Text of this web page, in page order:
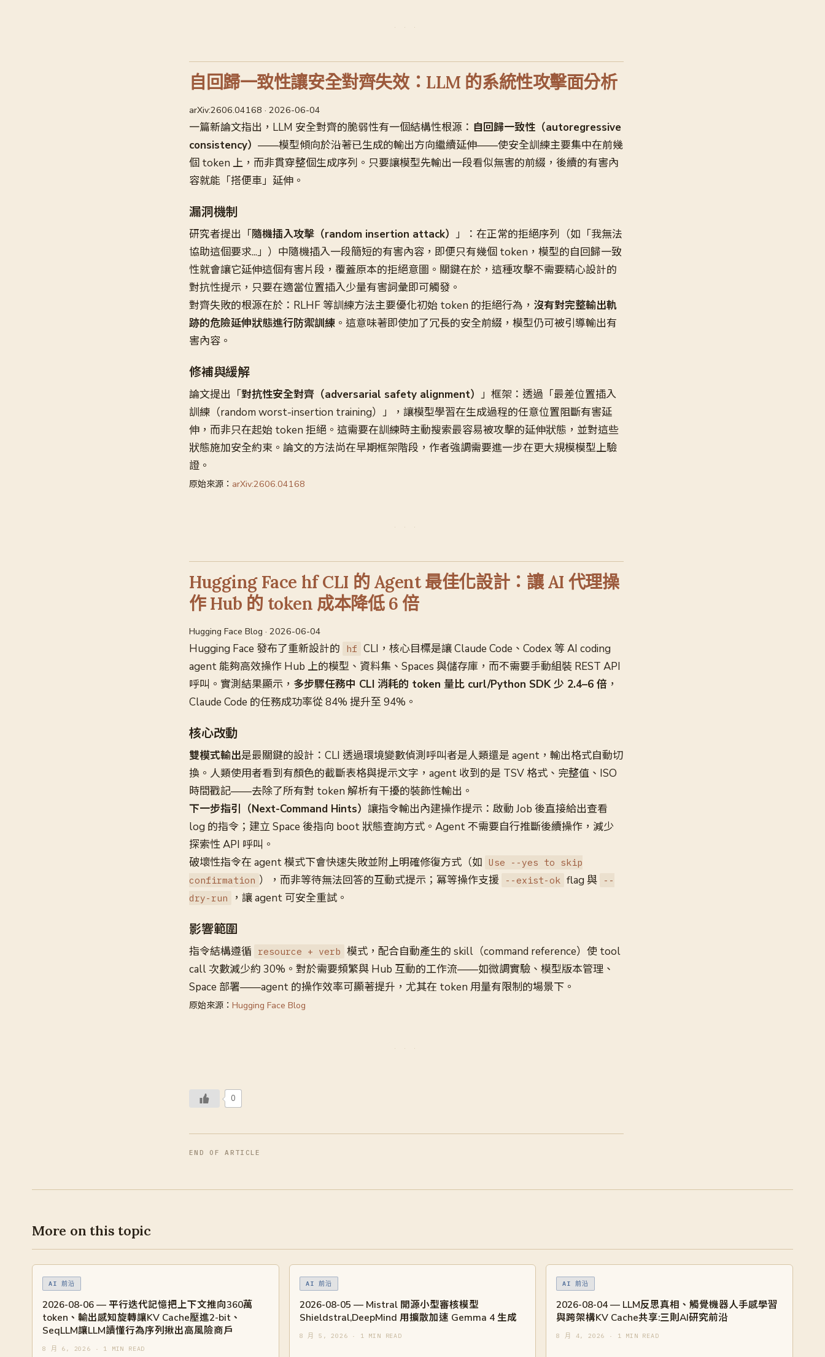
自回歸一致性讓安全對齊失效：LLM 的系統性攻擊面分析
arXiv:2606.04168 · 2026-06-04
一篇新論文指出，LLM 安全對齊的脆弱性有一個結構性根源： 自回歸一致性（autoregressive
consistency） ——模型傾向於沿著已生成的輸出方向繼續延伸——使安全訓練主要集中在前幾
個 token 上，而非貫穿整個生成序列。只要讓模型先輸出一段看似無害的前綴，後續的有害內
容就能「搭便車」延伸。
漏洞機制
研究者提出「隨機插入攻擊（random insertion attack） 」：在正常的拒絕序列（如「我無法
協助這個要求...」）中隨機插入一段簡短的有害內容，即便只有幾個 token，模型的自回歸一致
性就會讓它延伸這個有害片段，覆蓋原本的拒絕意圖。關鍵在於，這種攻擊不需要精心設計的
對抗性提示，只要在適當位置插入少量有害詞彙即可觸發。
對齊失敗的根源在於：RLHF 等訓練方法主要優化初始 token 的拒絕行為， 沒有對完整輸出軌
跡的危險延伸狀態進行防禦訓練 。這意味著即使加了冗長的安全前綴，模型仍可被引導輸出有
害內容。
修補與緩解
論文提出「對抗性安全對齊（adversarial safety alignment） 」框架：透過「最差位置插入
訓練（random worst-insertion training）」，讓模型學習在生成過程的任意位置阻斷有害延
伸，而非只在起始 token 拒絕。這需要在訓練時主動搜索最容易被攻擊的延伸狀態，並對這些
狀態施加安全約束。論文的方法尚在早期框架階段，作者強調需要進一步在更大規模模型上驗
證。
原始來源： arXiv:2606.04168
Hugging Face hf CLI 的 Agent 最佳化設計：讓 AI 代理操
作 Hub 的 token 成本降低 6 倍
Hugging Face Blog · 2026-06-04
Hugging Face 發布了重新設計的 hf CLI，核心目標是讓 Claude Code、Codex 等 AI coding
agent 能夠高效操作 Hub 上的模型、資料集、Spaces 與儲存庫，而不需要手動組裝 REST API
呼叫。實測結果顯示， 多步驟任務中 CLI 消耗的 token 量比 curl/Python SDK 少 2.4–6 倍 ，
Claude Code 的任務成功率從 84% 提升至 94%。
核心改動
雙模式輸出是最關鍵的設計：CLI 透過環境變數偵測呼叫者是人類還是 agent，輸出格式自動切
換。人類使用者看到有顏色的截斷表格與提示文字，agent 收到的是 TSV 格式、完整值、ISO
時間戳記——去除了所有對 token 解析有干擾的裝飾性輸出。
下一步指引（Next-Command Hints） 讓指令輸出內建操作提示：啟動 Job 後直接給出查看
log 的指令；建立 Space 後指向 boot 狀態查詢方式。Agent 不需要自行推斷後續操作，減少
探索性 API 呼叫。
破壞性指令在 agent 模式下會快速失敗並附上明確修復方式（如 Use --yes to skip
confirmation ），而非等待無法回答的互動式提示；冪等操作支援 --exist-ok flag 與
--
dry-run
，讓 agent 可安全重試。
影響範圍
指令結構遵循 resource + verb 模式，配合自動產生的 skill（command reference）使 tool
call 次數減少約 30%。對於需要頻繁與 Hub 互動的工作流——如微調實驗、模型版本管理、
Space 部署——agent 的操作效率可顯著提升，尤其在 token 用量有限制的場景下。
原始來源： Hugging Face Blog
0
END OF ARTICLE
More on this topic
AI 前沿
2026-08-06 — 平行迭代記憶把上下文推向360萬
token、輸出感知旋轉讓KV Cache壓進2-bit、
SeqLLM讓LLM讀懂行為序列揪出高風險商戶
8 月 6, 2026 · 1 MIN READ
AI 前沿
2026-08-05 — Mistral 開源小型審核模型
Shieldstral,DeepMind 用擴散加速 Gemma 4 生成
8 月 5, 2026 · 1 MIN READ
AI 前沿
2026-08-04 — LLM反思真相、觸覺機器人手感學習
與跨架構KV Cache共享:三則AI研究前沿
8 月 4, 2026 · 1 MIN READ